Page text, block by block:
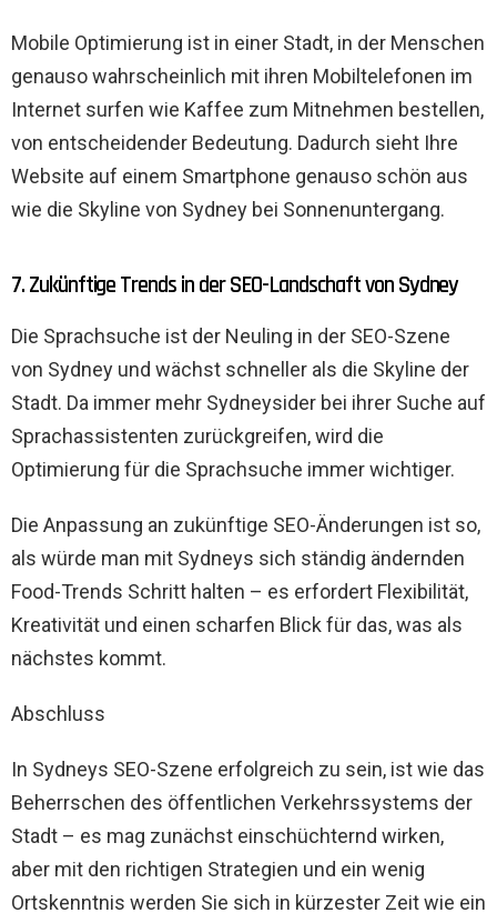
Mobile Optimierung ist in einer Stadt, in der Menschen
genauso wahrscheinlich mit ihren Mobiltelefonen im
Internet surfen wie Kaffee zum Mitnehmen bestellen,
von entscheidender Bedeutung. Dadurch sieht Ihre
Website auf einem Smartphone genauso schön aus
wie die Skyline von Sydney bei Sonnenuntergang.
7. Zukünftige Trends in der SEO-Landschaft von Sydney
Die Sprachsuche ist der Neuling in der SEO-Szene
von Sydney und wächst schneller als die Skyline der
Stadt. Da immer mehr Sydneysider bei ihrer Suche auf
Sprachassistenten zurückgreifen, wird die
Optimierung für die Sprachsuche immer wichtiger.
Die Anpassung an zukünftige SEO-Änderungen ist so,
als würde man mit Sydneys sich ständig ändernden
Food-Trends Schritt halten – es erfordert Flexibilität,
Kreativität und einen scharfen Blick für das, was als
nächstes kommt.
Abschluss
In Sydneys SEO-Szene erfolgreich zu sein, ist wie das
Beherrschen des öffentlichen Verkehrssystems der
Stadt – es mag zunächst einschüchternd wirken,
aber mit den richtigen Strategien und ein wenig
Ortskenntnis werden Sie sich in kürzester Zeit wie ein